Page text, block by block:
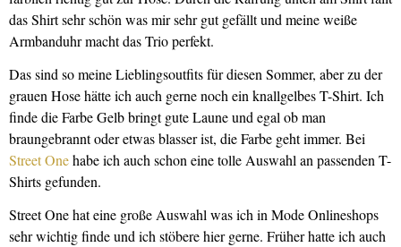
das Shirt sehr schön was mir sehr gut gefällt und meine weiße
Armbanduhr macht das Trio perfekt.
Das sind so meine Lieblingsoutfits für diesen Sommer, aber zu der
grauen Hose hätte ich auch gerne noch ein knallgelbes T-Shirt. Ich
finde die Farbe Gelb bringt gute Laune und egal ob man
braungebrannt oder etwas blasser ist, die Farbe geht immer. Bei
Street Onehabe ich auch schon eine tolle Auswahl an passenden T-
Shirts gefunden.
Street One hat eine große Auswahl was ich in Mode Onlineshops
sehr wichtig finde und ich stöbere hier gerne. Früher hatte ich auch